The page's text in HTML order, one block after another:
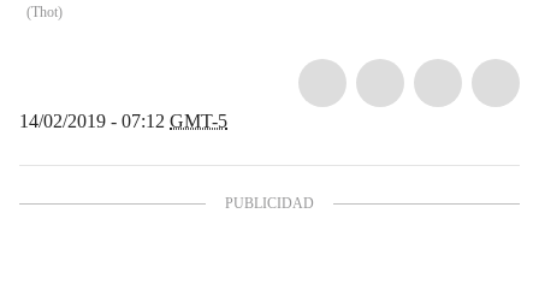
(Thot)
14/02/2019 - 07:12 GMT-5